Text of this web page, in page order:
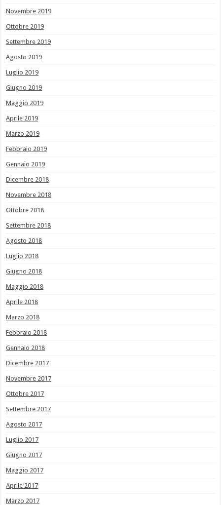
Novembre 2019
Ottobre 2019
Settembre 2019
Agosto 2019
Luglio 2019
Giugno 2019
Maggio 2019
Aprile 2019
Marzo 2019
Febbraio 2019
Gennaio 2019
Dicembre 2018
Novembre 2018
Ottobre 2018
Settembre 2018
Agosto 2018
Luglio 2018
Giugno 2018
Maggio 2018
Aprile 2018
Marzo 2018
Febbraio 2018
Gennaio 2018
Dicembre 2017
Novembre 2017
Ottobre 2017
Settembre 2017
Agosto 2017
Luglio 2017
Giugno 2017
Maggio 2017
Aprile 2017
Marzo 2017